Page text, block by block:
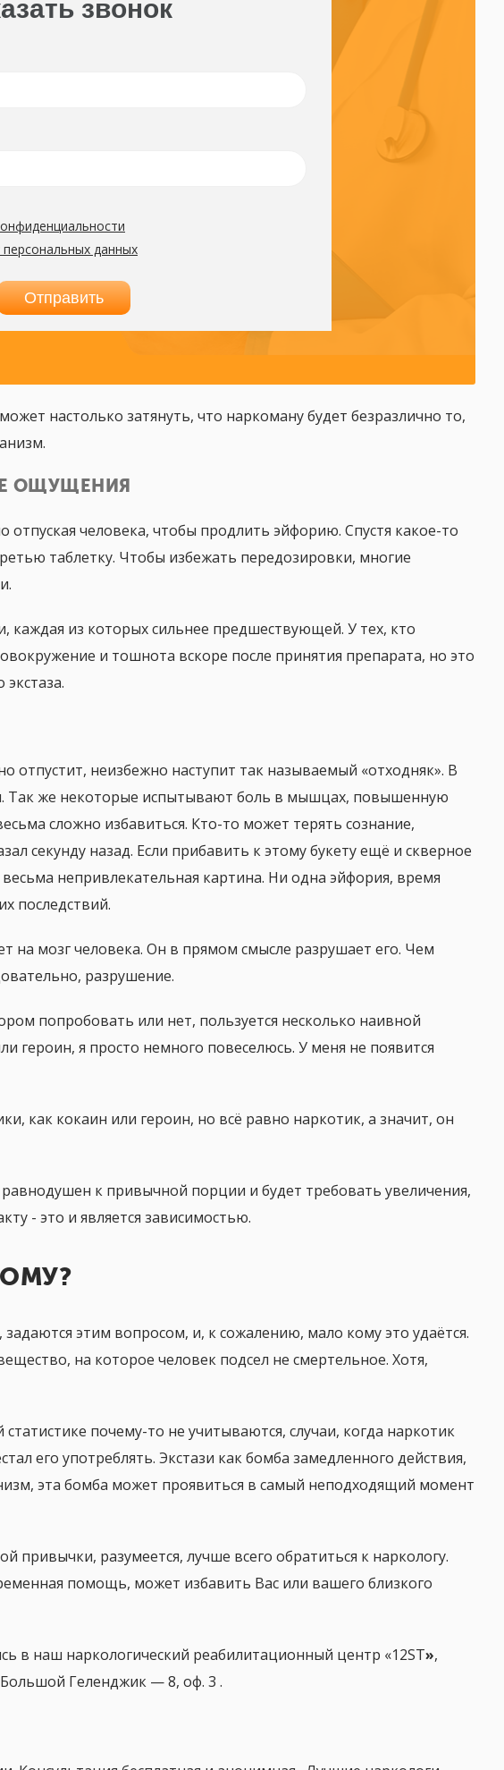
настолько затянуть, что наркоману будет безразлично то,
ОЩУЩЕНИЯ
отпуская человека, чтобы продлить эйфорию. Спустя какое-то
таблетку. Чтобы избежать передозировки, многие
каждая из которых сильнее предшествующей. У тех, кто
и тошнота вскоре после принятия препарата, но это
отпустит, неизбежно наступит так называемый «отходняк». В
Так же некоторые испытывают боль в мышцах, повышенную
сложно избавиться. Кто-то может терять сознание,
секунду назад. Если прибавить к этому букету ещё и скверное
непривлекательная картина. Ни одна эйфория, время
последствий.
на мозг человека. Он в прямом смысле разрушает его. Чем
разрушение.
попробовать или нет, пользуется несколько наивной
героин, я просто немного повеселюсь. У меня не появится
как кокаин или героин, но всё равно наркотик, а значит, он
равнодушен к привычной порции и будет требовать увеличения,
- это и является зависимостью.
этим вопросом, и, к сожалению, мало кому это удаётся.
на которое человек подсел не смертельное. Хотя,
почему-то не учитываются, случаи, когда наркотик
его употреблять. Экстази как бомба замедленного действия,
эта бомба может проявиться в самый неподходящий момент
привычки, разумеется, лучше всего обратиться к наркологу.
помощь, может избавить Вас или вашего близкого
наш наркологический реабилитационный центр «12ST»,
Большой Геленджик — 8, оф. 3 .